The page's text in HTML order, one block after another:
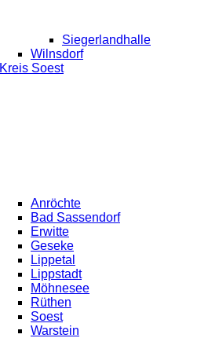
Siegerlandhalle
Wilnsdorf
Kreis Soest
Anröchte
Bad Sassendorf
Erwitte
Geseke
Lippetal
Lippstadt
Möhnesee
Rüthen
Soest
Warstein